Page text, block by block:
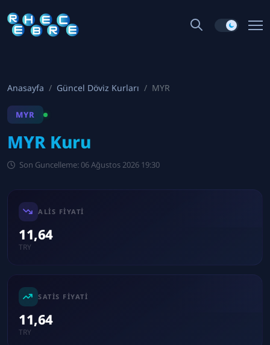
Anasayfa Güncel Döviz Kurları MYR
MYR
MYR Kuru
Son Guncelleme: 06 Ağustos 2026 19:30
ALIS FIYATI
11,64
TRY
SATIS FIYATI
11,64
TRY